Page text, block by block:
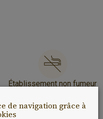
Établissement non fumeur
de navigation grâce à